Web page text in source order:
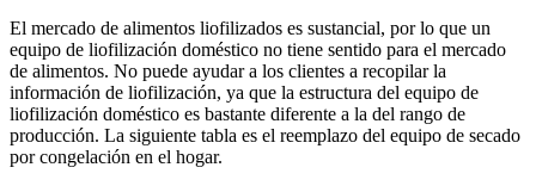
El mercado de alimentos liofilizados es sustancial, por lo que un
equipo de liofilización doméstico no tiene sentido para el mercado
de alimentos. No puede ayudar a los clientes a recopilar la
información de liofilización, ya que la estructura del equipo de
liofilización doméstico es bastante diferente a la del rango de
producción. La siguiente tabla es el reemplazo del equipo de secado
por congelación en el hogar.